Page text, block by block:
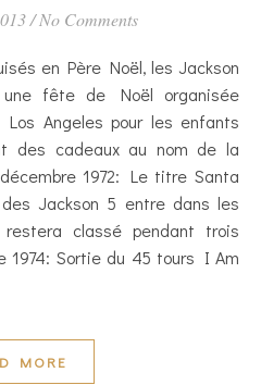
/ No Comments
fête de Noël organisée
Angeles pour les enfants
des cadeaux au nom de la
1972: Le titre Santa
Jackson 5 entre dans les
classé pendant trois
1974: Sortie du 45 tours I Am
MORE